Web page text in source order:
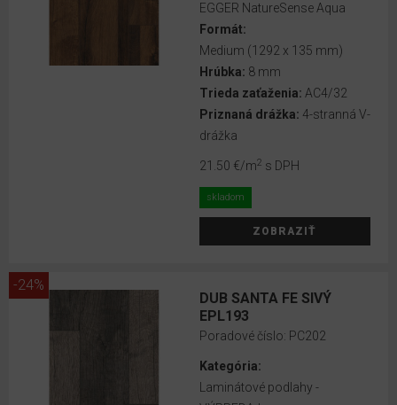
4-
stranná
EGGER NatureSense Aqua
Formát:
Medium (1292 x 135 mm)
Hrúbka: 8 mm
Trieda zaťaženia: AC4/32
Priznaná drážka: 4-stranná V-
drážka
21.50 €/m2 s DPH
skladom
ZOBRAZIŤ
-24%
DUB SANTA FE SIVÝ
EPL193
Poradové číslo: PC202
Kategória:
Laminátové podlahy -